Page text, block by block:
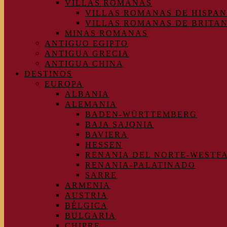
VILLAS ROMANAS
VILLAS ROMANAS DE
VILLAS ROMANAS DE
MINAS ROMANAS
ANTIGUO EGIPTO
ANTIGUA GRECIA
ANTIGUA CHINA
DESTINOS
EUROPA
ALBANIA
ALEMANIA
BADEN-WÜRTTEMBERG
BAJA SAJONIA
BAVIERA
HESSEN
RENANIA DEL NORTE-
RENANIA-PALATINADO
SARRE
ARMENIA
AUSTRIA
BÉLGICA
BULGARIA